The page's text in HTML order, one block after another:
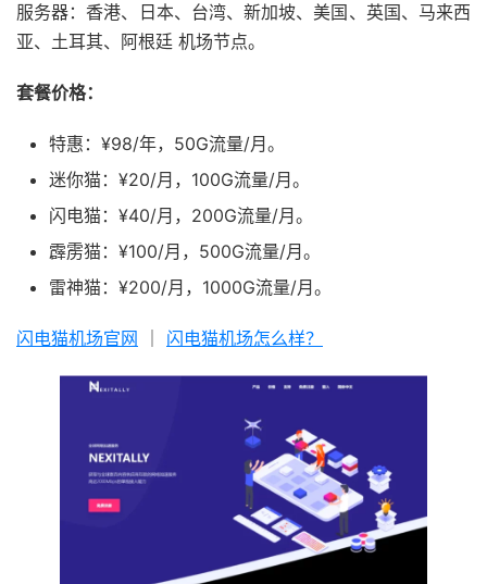
服务器：香港、日本、台湾、新加坡、美国、英国、马来西
亚、土耳其、阿根廷 机场节点。
套餐价格：
特惠：¥98/年，50G流量/月。
迷你猫：¥20/月，100G流量/月。
闪电猫：¥40/月，200G流量/月。
霹雳猫：¥100/月，500G流量/月。
雷神猫：¥200/月，1000G流量/月。
闪电猫机场官网 闪电猫机场怎么样？